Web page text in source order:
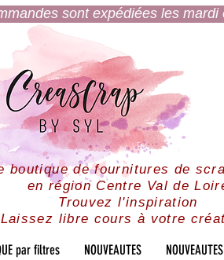
sont expédiées les mardi
boutique de fournitures de
en région Centre Val de
Trouvez l'inspiration
Laissez libre cours à votre
par filtres NOUVEAUTES NOUVEAUTES